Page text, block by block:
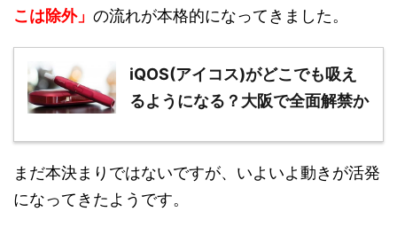
こは除外」 の流れが本格的になってきました。
iQOS(アイコス)がどこでも吸え
るようになる？大阪で全面解禁か
まだ本決まりではないですが、いよいよ動きが活発
になってきたようです。